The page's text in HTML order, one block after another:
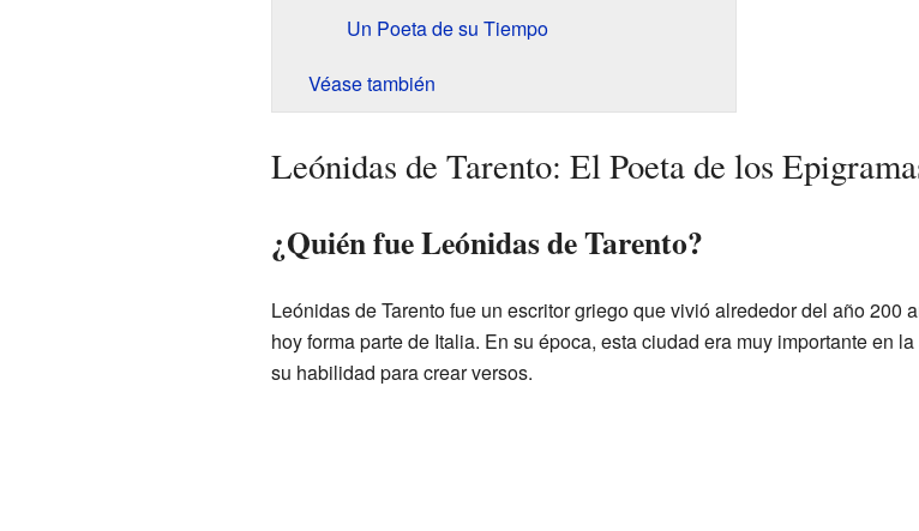
Un Poeta de su Tiempo
Véase también
Leónidas de Tarento: El Poeta de los
¿Quién fue Leónidas de Tarento?
Leónidas de Tarento fue un escritor griego que vivió alrededor del año 200
hoy forma parte de Italia. En su época, esta ciudad era muy importante en
su habilidad para crear versos.